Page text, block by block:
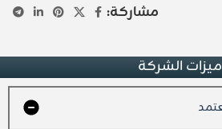
مشاركة:
ميزات الشركة